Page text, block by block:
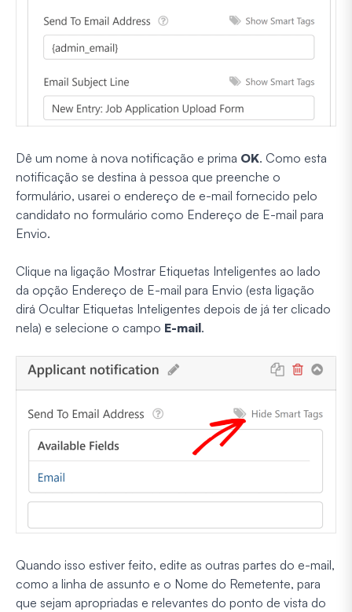
Dê um nome à nova notificação e prima OK. Como esta
notificação se destina à pessoa que preenche o
formulário, usarei o endereço de e-mail fornecido pelo
candidato no formulário como Endereço de E-mail para
Envio.
Clique na ligação Mostrar Etiquetas Inteligentes ao lado
da opção Endereço de E-mail para Envio (esta ligação
dirá Ocultar Etiquetas Inteligentes depois de já ter clicado
nela) e selecione o campo E-mail.
Quando isso estiver feito, edite as outras partes do e-mail,
como a linha de assunto e o Nome do Remetente, para
que sejam apropriadas e relevantes do ponto de vista do